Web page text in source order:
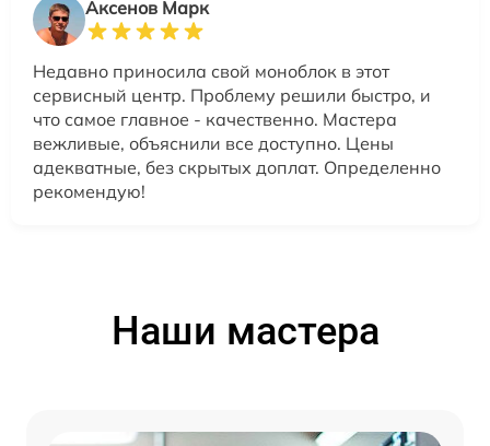
Аксенов Марк
Недавно приносила свой моноблок в этот
сервисный центр. Проблему решили быстро, и
что самое главное - качественно. Мастера
вежливые, объяснили все доступно. Цены
адекватные, без скрытых доплат. Определенно
рекомендую!
Наши мастера